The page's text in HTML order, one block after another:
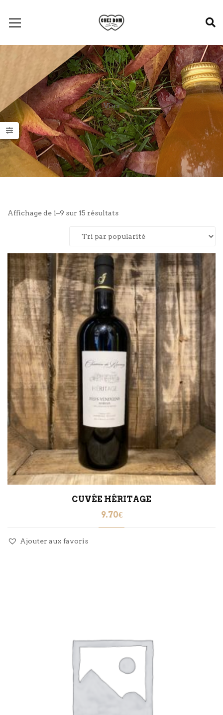
Vins
Affichage de 1–9 sur 15 résultatsTrié
popularité
CUVÉE HÉRITAGE
9.70€
Ajouter aux favoris